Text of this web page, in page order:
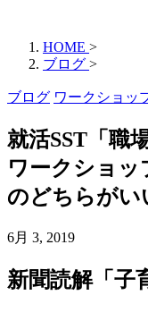
HOME >
ブログ >
ブログ ワークショッ
就活SST「職
ワークショッ
のどちらがい
6月 3, 2019
新聞読解「子